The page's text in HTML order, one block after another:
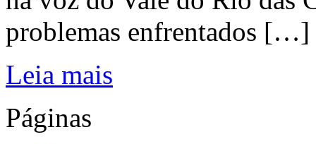
problemas enfrentados […]
Leia mais
Páginas